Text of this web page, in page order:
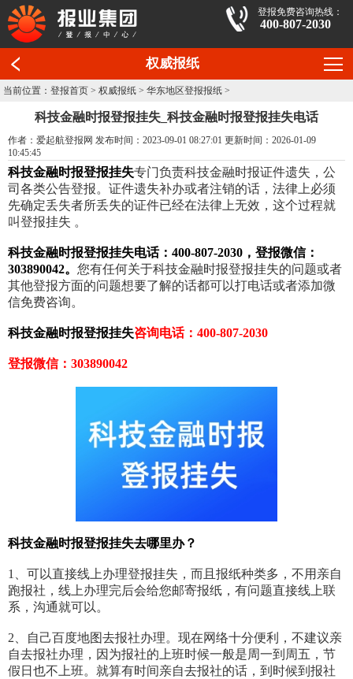
登报免费咨询热线：
400-807-2030
权威报纸
当前位置：登报首页 >权威报纸 >华东地区登报报纸 >
科技金融时报登报挂失_科技金融时报登报挂失电话
作者：爱起航登报网 发布时间：2023-09-01 08:27:01 更新时间：2026-01-09
10:45:45
科技金融时报登报挂失专门负责科技金融时报证件遗失，公
司各类公告登报。证件遗失补办或者注销的话，法律上必须
先确定丢失者所丢失的证件已经在法律上无效，这个过程就
叫登报挂失 。
科技金融时报登报挂失电话：400-807-2030，登报微信：
303890042。 您有任何关于科技金融时报登报挂失的问题或者
其他登报方面的问题想要了解的话都可以打电话或者添加微
信免费咨询。
科技金融时报登报挂失咨询电话：400-807-2030
登报微信：303890042
科技金融时报登报挂失去哪里办？
1、可以直接线上办理登报挂失，而且报纸种类多，不用亲自
跑报社，线上办理完后会给您邮寄报纸，有问题直接线上联
系，沟通就可以。
2、自己百度地图去报社办理。现在网络十分便利，不建议亲
自去报社办理，因为报社的上班时候一般是周一到周五，节
假日也不上班。就算有时间亲自去报社的话，到时候到报社